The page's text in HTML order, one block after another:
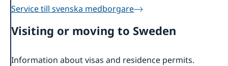
Service till svenska medborgare
Visiting or moving to Sweden
Information about visas and residence permits.